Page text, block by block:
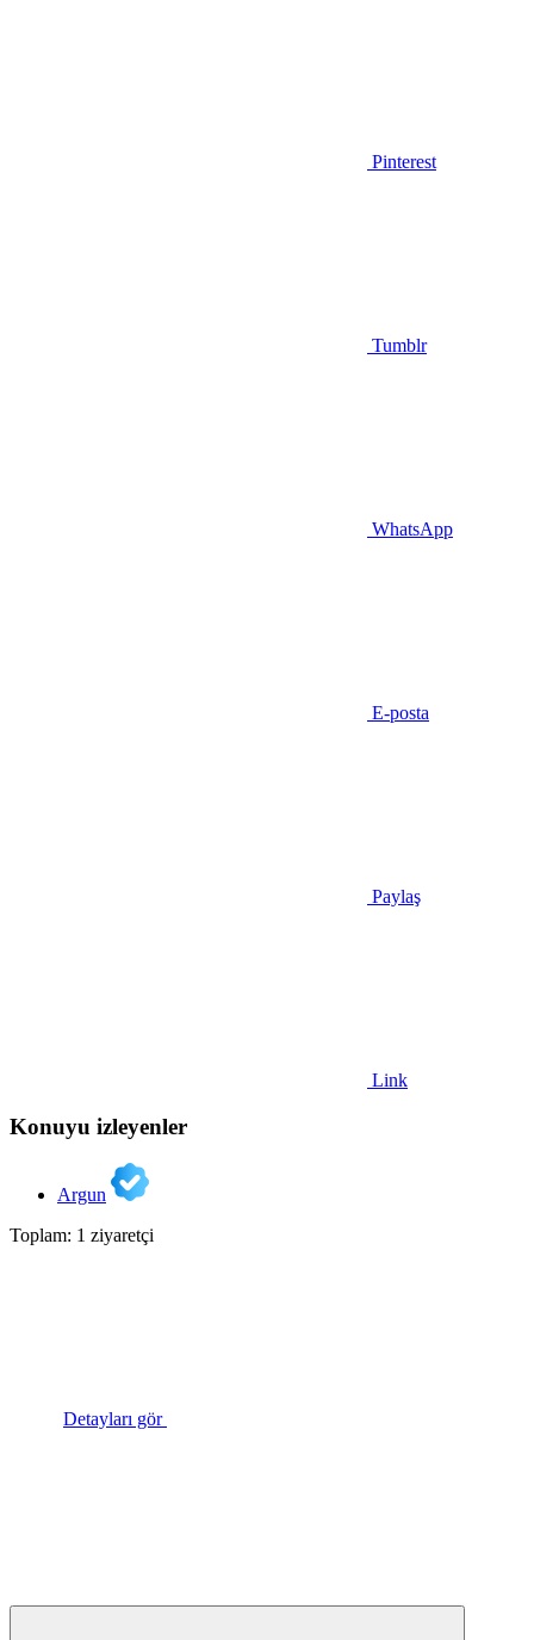
Pinterest
Tumblr
WhatsApp
E-posta
Paylaş
Link
Konuyu izleyenler
Argun
Toplam: 1 ziyaretçi
Detayları gör